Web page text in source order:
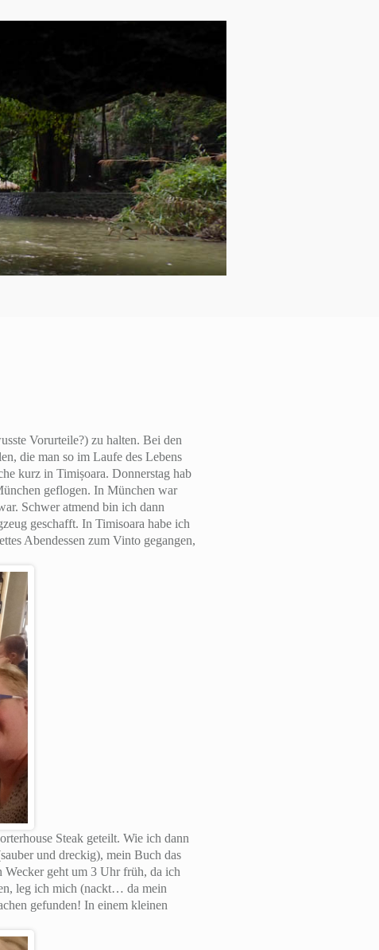
Vorurteile?) zu halten. Bei den
die man so im Laufe des Lebens
kurz in Timișoara. Donnerstag hab
geflogen. In München war
Schwer atmend bin ich dann
geschafft. In Timisoara habe ich
Abendessen zum Vinto gegangen,
Steak geteilt. Wie ich dann
und dreckig), mein Buch das
Wecker geht um 3 Uhr früh, da ich
leg ich mich (nackt… da mein
gefunden! In einem kleinen